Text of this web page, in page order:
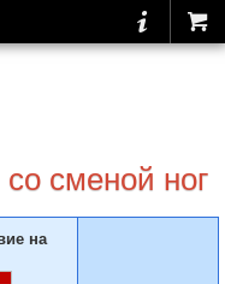
сменой ног
на